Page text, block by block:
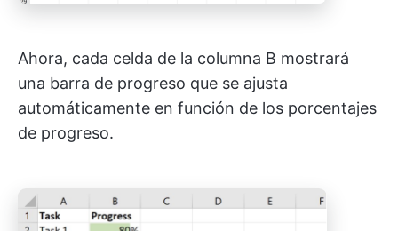
Ahora, cada celda de la columna B mostrará
una barra de progreso que se ajusta
automáticamente en función de los porcentajes
de progreso.